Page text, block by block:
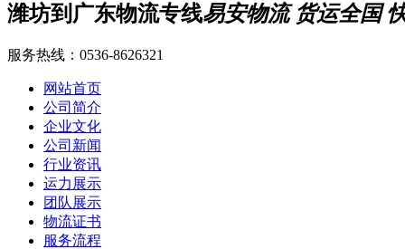
潍坊到广东物流专线易安物流 货运全国
服务热线： 0536-8626321
网站首页
公司简介
企业文化
公司新闻
行业资讯
运力展示
团队展示
物流证书
服务流程